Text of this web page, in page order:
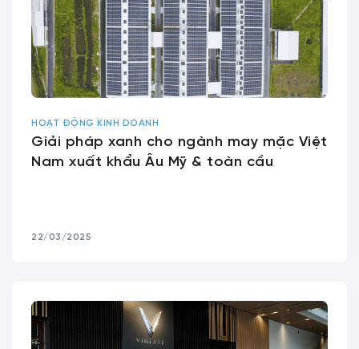
HOẠT ĐỘNG KINH DOANH
Giải pháp xanh cho ngành may mặc Việt
Nam xuất khẩu Âu Mỹ & toàn cầu
22/03/2025